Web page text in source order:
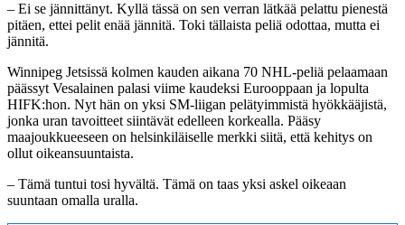
– Ei se jännittänyt. Kyllä tässä on sen verran lätkää pelattu pienestä
pitäen, ettei pelit enää jännitä. Toki tällaista peliä odottaa, mutta ei
jännitä.
Winnipeg Jetsissä kolmen kauden aikana 70 NHL-peliä pelaamaan
päässyt Vesalainen palasi viime kaudeksi Eurooppaan ja lopulta
HIFK:hon. Nyt hän on yksi SM-liigan pelätyimmistä hyökkääjistä,
jonka uran tavoitteet siintävät edelleen korkealla. Pääsy
maajoukkueeseen on helsinkiläiselle merkki siitä, että kehitys on
ollut oikeansuuntaista.
– Tämä tuntui tosi hyvältä. Tämä on taas yksi askel oikeaan
suuntaan omalla uralla.